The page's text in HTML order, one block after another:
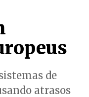
de
atrasos